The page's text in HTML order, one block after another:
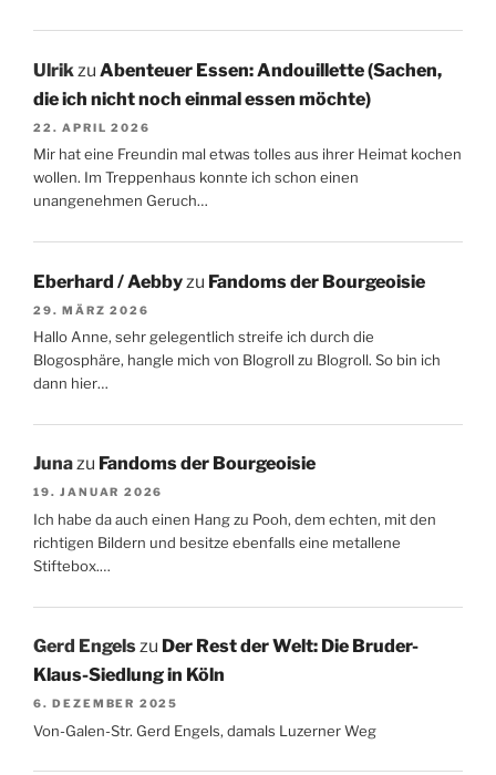
Ulrikzu Abenteuer Essen: Andouillette (Sachen,
die ich nicht noch einmal essen möchte)
22. APRIL 2026
Mir hat eine Freundin mal etwas tolles aus ihrer Heimat kochen
wollen. Im Treppenhaus konnte ich schon einen
unangenehmen Geruch…
Eberhard / Aebby zu Fandoms der Bourgeoisie
29. MÄRZ 2026
Hallo Anne, sehr gelegentlich streife ich durch die
Blogosphäre, hangle mich von Blogroll zu Blogroll. So bin ich
dann hier…
Junazu Fandoms der Bourgeoisie
19. JANUAR 2026
Ich habe da auch einen Hang zu Pooh, dem echten, mit den
richtigen Bildern und besitze ebenfalls eine metallene
Stiftebox.…
Gerd Engelszu Der Rest der Welt: Die Bruder-
Klaus-Siedlung in Köln
6. DEZEMBER 2025
Von-Galen-Str. Gerd Engels, damals Luzerner Weg